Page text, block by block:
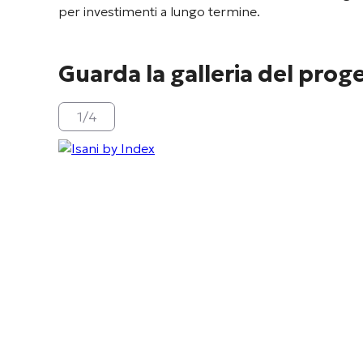
per investimenti a lungo termine.
Guarda la galleria del
1/4